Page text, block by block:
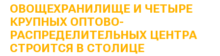
ОВОЩЕХРАНИЛИЩЕ И ЧЕТЫРЕ
КРУПНЫХ ОПТОВО-
РАСПРЕДЕЛИТЕЛЬНЫХ ЦЕНТРА
СТРОИТСЯ В СТОЛИЦЕ